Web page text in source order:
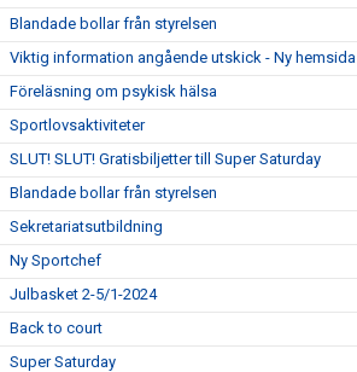
Blandade bollar från styrelsen
Viktig information angående utskick - Ny hemsida
Föreläsning om psykisk hälsa
Sportlovsaktiviteter
SLUT! SLUT! Gratisbiljetter till Super Saturday
Blandade bollar från styrelsen
Sekretariatsutbildning
Ny Sportchef
Julbasket 2-5/1-2024
Back to court
Super Saturday